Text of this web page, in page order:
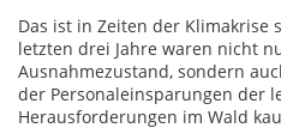
Das ist in Zeiten der Klimakrise
letzten drei Jahre waren nicht
Ausnahmezustand, sondern
der Personaleinsparungen der
Herausforderungen im Wald